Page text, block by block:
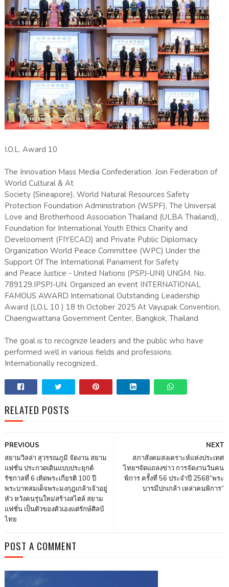
I.O.L. Award 10
The Innovation Mass Media Confederation. Join Federation of
World Cultural & At
Society (Sineapore), World Natural Resources Safety
Protection Foundation Administration (WSPF), The Universal
Love and Brotherhood Association Thailand (ULBA Thailand),
Foundation for International Youth Ethics Charity and
Develooment (FIYECAD) and Private Public Diplomacy
Organization World Peace Committee (WPC) Under the
Support Of The International Pariament for Safety
and Peace Justice - United Nations (PSPJ-UNI) UNGM. No.
789129.IPSPJ-UN. Organized an event INTERNATIONAL
FAMOUS AWARD International Outstanding Leadership
Award (LO.L 10 ) 18 th October 2025 At Vayupak Convention,
Chaengwattana Government Center, Bangkok, Thailand
The goal is to recognize leaders and the public who have
performed well in various fields and professions.
Internationally recognized..
RELATED POSTS
NEXT
สภาสังคมสงเคราะห์แห่งประเทศ
ไทยฯจัดแถลงข่าว การจัดงานวันคน
พิการ ครั้งที่ 56 ประจำปี 2568“พระ
บารมีปกเกล้า เหล่าคนพิการ”
PREVIOUS
สยามวิลล่า สุวรรณภูมิ จัดงาน สยาม
แฟชั่น ประกวดเดินแบบประยุกต์
รัชกาลที่ 6 เทิดพระเกียรติ 100 ปี
พระบาทสมเด็จพระมงกุฎเกล้าเจ้าอยู่
หัว หวังคนรุ่นใหม่สร้างสไตล์ สยาม
แฟชั่น เป็นตัวของตัวเองแต่รักษ์ศิลป์
ไทย
POST A COMMENT